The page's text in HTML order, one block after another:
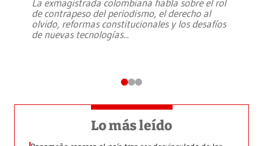
La exmagistrada colombiana habla sobre el rol
de contrapeso del periodismo, el derecho al
olvido, reformas constitucionales y los desafíos
de nuevas tecnologías...
Lo más leído